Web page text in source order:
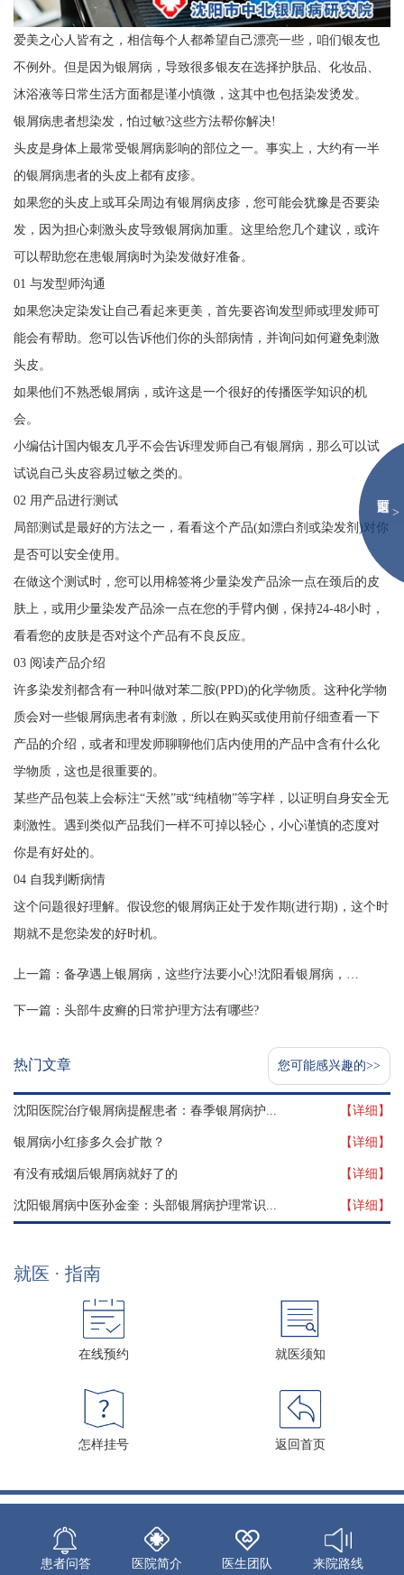
爱美之心人皆有之，相信每个人都希望自己漂亮一些，咱们银友也
不例外。但是因为银屑病，导致很多银友在选择护肤品、化妆品、
沐浴液等日常生活方面都是谨小慎微，这其中也包括染发烫发。
银屑病患者想染发，怕过敏?这些方法帮你解决!
头皮是身体上最常受银屑病影响的部位之一。事实上，大约有一半
的银屑病患者的头皮上都有皮疹。
如果您的头皮上或耳朵周边有银屑病皮疹，您可能会犹豫是否要染
发，因为担心刺激头皮导致银屑病加重。这里给您几个建议，或许
可以帮助您在患银屑病时为染发做好准备。
01 与发型师沟通
如果您决定染发让自己看起来更美，首先要咨询发型师或理发师可
能会有帮助。您可以告诉他们你的头部病情，并询问如何避免刺激
头皮。
如果他们不熟悉银屑病，或许这是一个很好的传播医学知识的机
会。
小编估计国内银友几乎不会告诉理发师自己有银屑病，那么可以试
试说自己头皮容易过敏之类的。
02 用产品进行测试
局部测试是最好的方法之一，看看这个产品(如漂白剂或染发剂)对你
是否可以安全使用。
在做这个测试时，您可以用棉签将少量染发产品涂一点在颈后的皮
肤上，或用少量染发产品涂一点在您的手臂内侧，保持24-48小时，
看看您的皮肤是否对这个产品有不良反应。
03 阅读产品介绍
许多染发剂都含有一种叫做对苯二胺(PPD)的化学物质。这种化学物
质会对一些银屑病患者有刺激，所以在购买或使用前仔细查看一下
产品的介绍，或者和理发师聊聊他们店内使用的产品中含有什么化
学物质，这也是很重要的。
某些产品包装上会标注“天然”或“纯植物”等字样，以证明自身安全无
刺激性。遇到类似产品我们一样不可掉以轻心，小心谨慎的态度对
你是有好处的。
04 自我判断病情
这个问题很好理解。假设您的银屑病正处于发作期(进行期)，这个时
期就不是您染发的好时机。
上一篇： 备孕遇上银屑病，这些疗法要小心!沈阳看银屑病，沈阳银屑病医院，沈阳牛皮癣医院，沈阳皮肤病医院
下一篇： 头部牛皮癣的日常护理方法有哪些?
热门文章 您可能感兴趣的>>
沈阳医院治疗银屑病提醒患者：春季银屑病护... 【详细】
银屑病小红疹多久会扩散？ 【详细】
有没有戒烟后银屑病就好了的 【详细】
沈阳银屑病中医孙金奎：头部银屑病护理常识... 【详细】
就医 · 指南
在线预约 就医须知
怎样挂号 返回首页
患者问答 医院简介 医生团队 来院路线
>